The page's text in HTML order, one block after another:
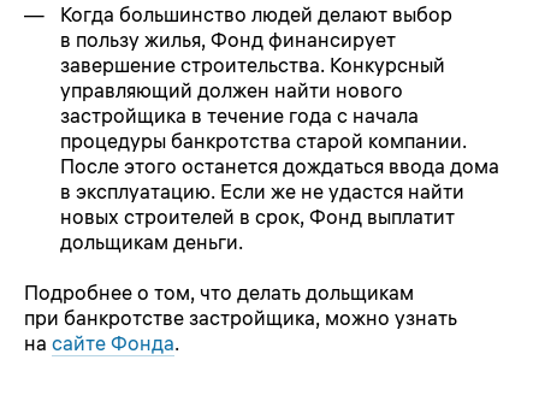
Когда большинство людей делают выбор
в пользу жилья, Фонд финансирует
завершение строительства. Конкурсный
управляющий должен найти нового
застройщика в течение года с начала
процедуры банкротства старой компании.
После этого останется дождаться ввода дома
в эксплуатацию. Если же не удастся найти
новых строителей в срок, Фонд выплатит
дольщикам деньги.
Подробнее о том, что делать дольщикам
при банкротстве застройщика, можно узнать
на сайте Фонда.